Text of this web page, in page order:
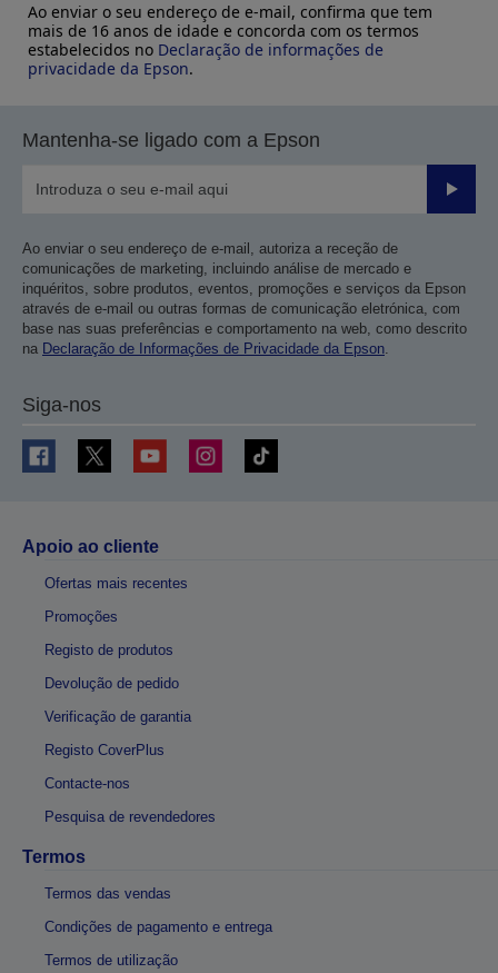
Ao enviar o seu endereço de e-mail, confirma que tem
mais de 16 anos de idade e concorda com os termos
estabelecidos no Declaração de informações de
privacidade da Epson.
Mantenha-se ligado com a Epson
Enviar
Ao enviar o seu endereço de e-mail, autoriza a receção de
comunicações de marketing, incluindo análise de mercado e
inquéritos, sobre produtos, eventos, promoções e serviços da Epson
através de e-mail ou outras formas de comunicação eletrónica, com
base nas suas preferências e comportamento na web, como descrito
na Declaração de Informações de Privacidade da Epson.
Siga-nos
Apoio ao cliente
Ofertas mais recentes
Promoções
Registo de produtos
Devolução de pedido
Verificação de garantia
Registo CoverPlus
Contacte-nos
Pesquisa de revendedores
Termos
Termos das vendas
Condições de pagamento e entrega
Termos de utilização